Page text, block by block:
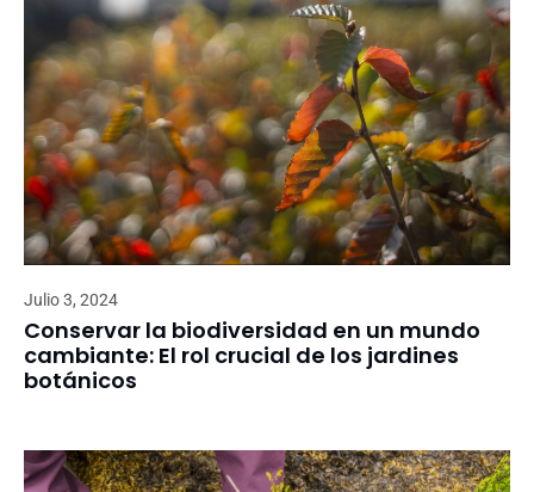
Julio 3, 2024
Conservar la biodiversidad en un mundo
cambiante: El rol crucial de los jardines
botánicos